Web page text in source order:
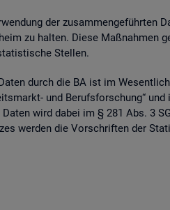
der zu­sam­men­ge­führ­ten
zu hal­ten. Diese Maß­nah­men
Stel­len.
durch die BA ist im
und Be­rufs­for­schung“
wird dabei im § 281 Abs. 3
wer­den die Vor­schrif­ten der